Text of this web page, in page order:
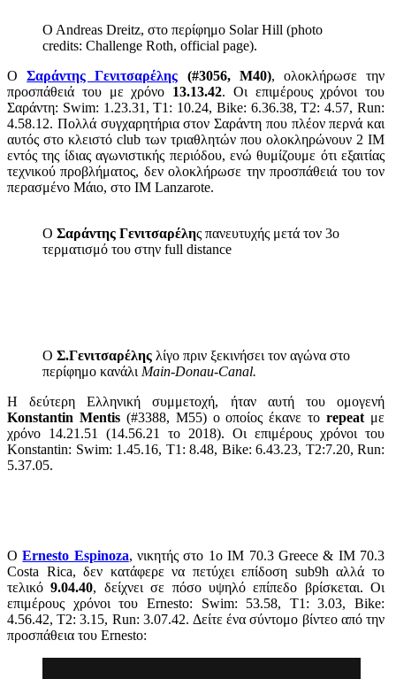
O Andreas Dreitz, στο περίφημο Solar Hill (photo
credits: Challenge Roth, official page).
ΟΣαράντης Γενιτσαρέλης (#3056, Μ40), ολοκλήρωσε την
προσπάθειά του με χρόνο 13.13.42. Οι επιμέρους χρόνοι του
Σαράντη: Swim: 1.23.31, T1: 10.24, Bike: 6.36.38, T2: 4.57, Run:
4.58.12. Πολλά συγχαρητήρια στον Σαράντη που πλέον περνά και
αυτός στο κλειστό club των τριαθλητών που ολοκληρώνουν 2 ΙΜ
εντός της ίδιας αγωνιστικής περιόδου, ενώ θυμίζουμε ότι εξαιτίας
τεχνικού προβλήματος, δεν ολοκλήρωσε την προσπάθειά του τον
περασμένο Μάιο, στο ΙΜ Lanzarote.
Ο Σαράντης Γενιτσαρέλης πανευτυχής μετά τον 3o
τερματισμό του στην full distance
Ο Σ.Γενιτσαρέλης λίγο πριν ξεκινήσει τον αγώνα στο
περίφημο κανάλι Main-Donau-Canal.
Η δεύτερη Ελληνική συμμετοχή, ήταν αυτή του ομογενή
Konstantin Mentis(#3388, M55) ο οποίος έκανε τοrepeat με
χρόνο 14.21.51 (14.56.21 το 2018). Οι επιμέρους χρόνοι του
Konstantin: Swim: 1.45.16, T1: 8.48, Bike: 6.43.23, T2:7.20, Run:
5.37.05.
ΟErnesto Espinoza, νικητής στο 1ο IM 70.3 Greece & IM 70.3
Costa Rica, δεν κατάφερε να πετύχει επίδοση sub9h αλλά το
τελικό9.04.40, δείχνει σε πόσο υψηλό επίπεδο βρίσκεται. Οι
επιμέρους χρόνοι του Ernesto: Swim: 53.58, T1: 3.03, Bike:
4.56.42, T2: 3.15, Run: 3.07.42. Δείτε ένα σύντομο βίντεο από την
προσπάθεια του Ernesto: